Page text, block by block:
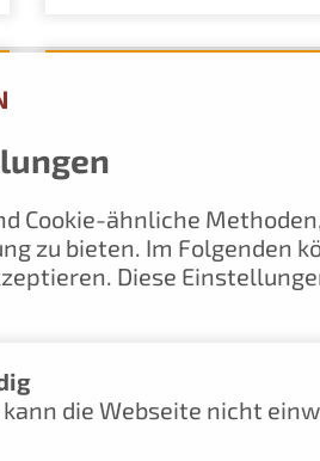
Hebetechnik
Cookie-ähnliche
zu bieten. Im Folgenden
Diese
kann die Webseite nicht